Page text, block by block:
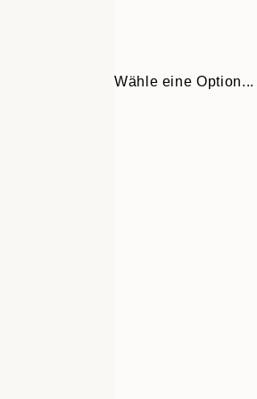
Wähle eine Option...